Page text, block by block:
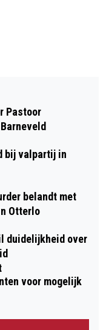
MEI IN
EN
Pastoor
bij valpartij in
belandt met
Otterlo
duidelijkheid over
voor mogelijk